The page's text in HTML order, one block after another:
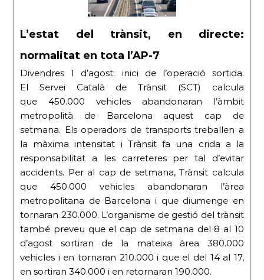
L’estat del trànsit, en directe:
normalitat en tota l’AP-7
Divendres 1 d’agost: inici de l’operació sortida.
El Servei Català de Trànsit (SCT) calcula
que 450.000 vehicles abandonaran l’àmbit
metropolità de Barcelona aquest cap de
setmana. Els operadors de transports treballen a
la màxima intensitat i Trànsit fa una crida a la
responsabilitat a les carreteres per tal d’evitar
accidents. Per al cap de setmana, Trànsit calcula
que 450.000 vehicles abandonaran l’àrea
metropolitana de Barcelona i que diumenge en
tornaran 230.000. L’organisme de gestió del trànsit
també preveu que el cap de setmana del 8 al 10
d’agost sortiran de la mateixa àrea 380.000
vehicles i en tornaran 210.000 i que el del 14 al 17,
en sortiran 340.000 i en retornaran 190.000.